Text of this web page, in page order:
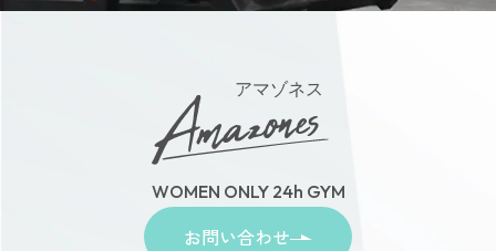
アマゾネス
WOMEN ONLY 24h GYM
お問い合わせ